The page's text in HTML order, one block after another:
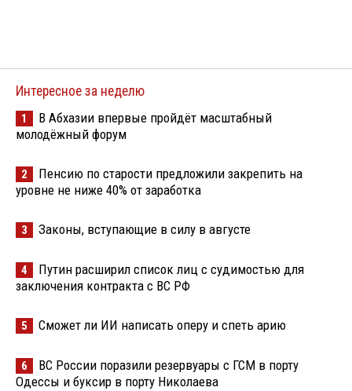
Интересное за неделю
1
В Абхазии впервые пройдёт масштабный
молодёжный форум
2
Пенсию по старости предложили закрепить на
уровне не ниже 40% от заработка
3 Законы, вступающие в силу в августе
4
Путин расширил список лиц с судимостью для
заключения контракта с ВС РФ
5 Сможет ли ИИ написать оперу и спеть арию
6
ВС России поразили резервуары с ГСМ в порту
Одессы и буксир в порту Николаева